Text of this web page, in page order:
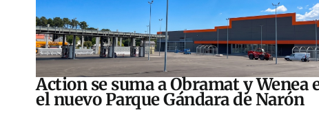
Action se suma a Obramat y Wenea
el nuevo Parque Gándara de Narón